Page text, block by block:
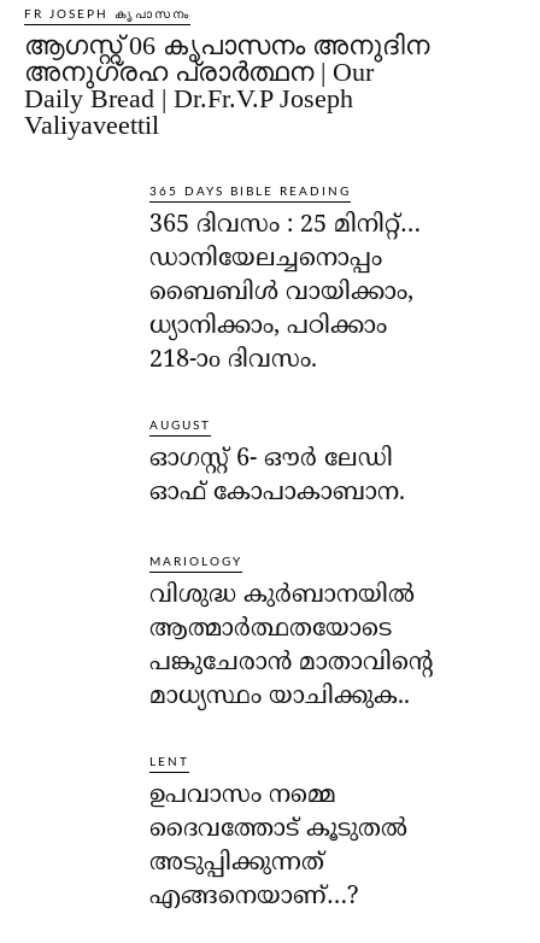
FR JOSEPH കൃപാസനം
ആഗസ്റ്റ് 06 കൃപാസനം അനുദിന
അനുഗ്രഹ പ്രാർത്ഥന | Our
Daily Bread | Dr.Fr.V.P Joseph
Valiyaveettil
365 DAYS BIBLE READING
365 ദിവസം : 25 മിനിറ്റ്…
ഡാനിയേലച്ചനൊപ്പം
ബൈബിൾ വായിക്കാം,
ധ്യാനിക്കാം, പഠിക്കാം
218-ാo ദിവസം.
AUGUST
ഓഗസ്റ്റ് 6- ഔര്‍ ലേഡി
ഓഫ് കോപാകാബാന.
MARIOLOGY
വിശുദ്ധ കുര്‍ബാനയില്‍
ആത്മാര്‍ത്ഥതയോടെ
പങ്കുചേരാന്‍ മാതാവിന്റെ
മാധ്യസ്ഥം യാചിക്കുക..
LENT
ഉപവാസം നമ്മെ
ദൈവത്തോട് കൂടുതല്‍
അടുപ്പിക്കുന്നത്
എങ്ങനെയാണ്…?